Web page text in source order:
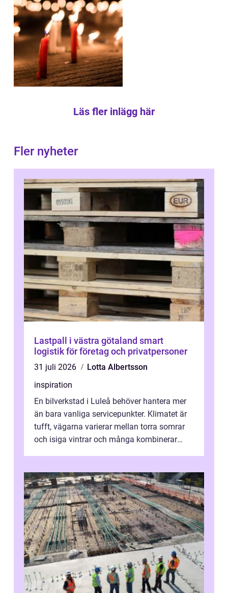
Läs fler inlägg här
Fler nyheter
Lastpall i västra götaland smart
logistik för företag och privatpersoner
31 juli 2026
Lotta Albertsson
inspiration
En bilverkstad i Luleå behöver hantera mer
än bara vanliga servicepunkter. Klimatet är
tufft, vägarna varierar mellan torra somrar
och isiga vintrar och många kombinerar